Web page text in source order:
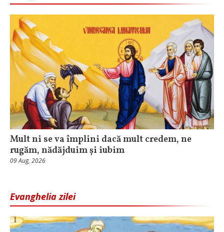
Mult ni se va împlini dacă mult credem, ne
rugăm, nădăjduim și iubim
09 Aug, 2026
Evanghelia zilei